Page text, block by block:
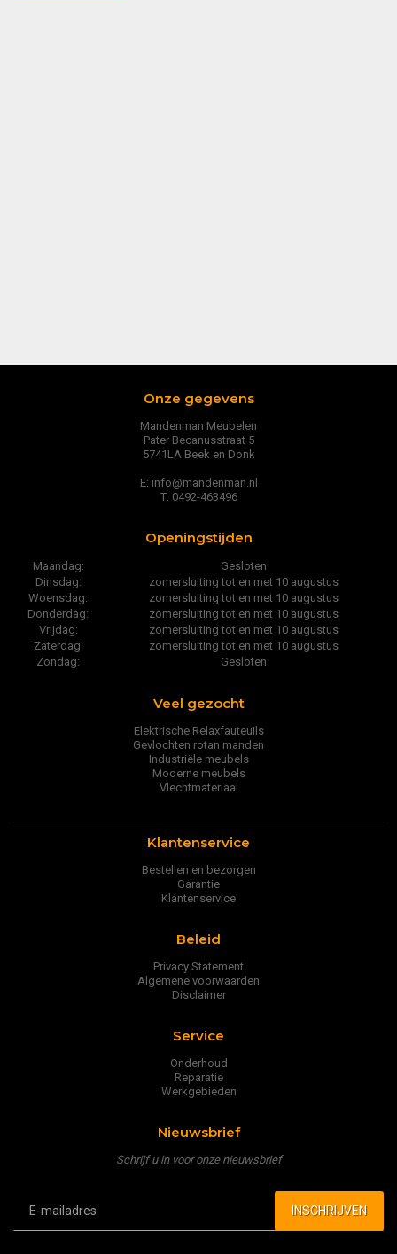
Onze gegevens
Mandenman Meubelen
Pater Becanusstraat 5
5741LA Beek en Donk
E: info@mandenman.nl
T: 0492-463496
Openingstijden
Maandag:
Gesloten
Dinsdag:
zomersluiting tot en met 10 augustus
Woensdag:
zomersluiting tot en met 10 augustus
Donderdag:
zomersluiting tot en met 10 augustus
Vrijdag:
zomersluiting tot en met 10 augustus
Zaterdag:
zomersluiting tot en met 10 augustus
Zondag:
Gesloten
Veel gezocht
Elektrische Relaxfauteuils
Gevlochten rotan manden
Industriële meubels
Moderne meubels
Vlechtmateriaal
Klantenservice
Bestellen en bezorgen
Garantie
Klantenservice
Beleid
Privacy Statement
Algemene voorwaarden
Disclaimer
Service
Onderhoud
Reparatie
Werkgebieden
Nieuwsbrief
Schrijf u in voor onze nieuwsbrief